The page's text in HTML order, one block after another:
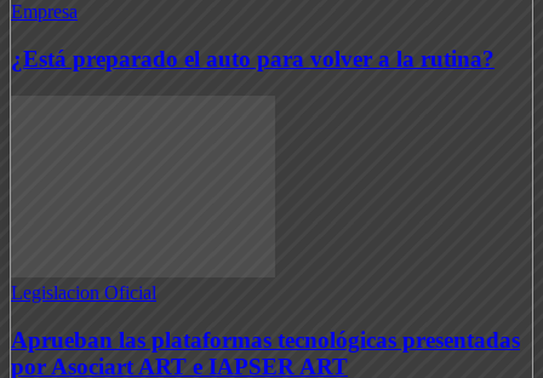
Empresa
¿Está preparado el auto para volver a la rutina?
Legislacion Oficial
Aprueban las plataformas tecnológicas presentadas
por Asociart ART e IAPSER ART